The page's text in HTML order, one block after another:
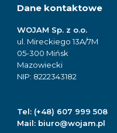
Dane kontaktowe
WOJAM Sp. z o.o.
ul. Mireckiego 13A/7M
05-300 Mińsk
Mazowiecki
NIP: 8222343182
Tel: (+48) 607 999 508
Mail: biuro@wojam.pl